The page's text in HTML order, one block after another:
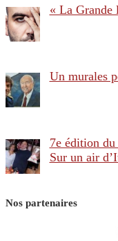
« La Grande
Un murales
7e édition
Sur un air
Nos partenaires